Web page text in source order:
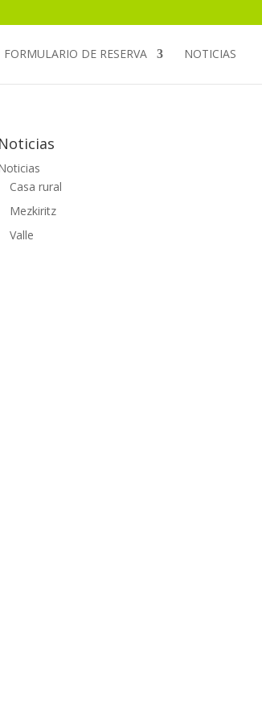
FORMULARIO DE RESERVA NOTICIAS
Noticias
Casa rural
Mezkiritz
Valle